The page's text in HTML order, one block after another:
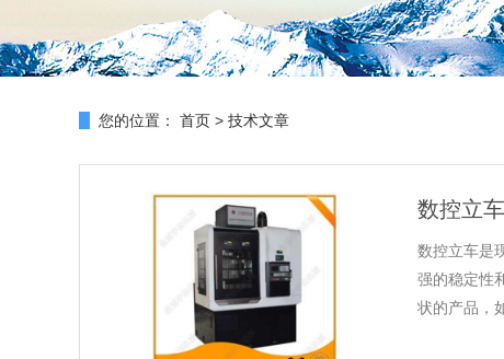
您的位置： 首页 > 技术文章
数控立
数控立车是
强的稳定性
状的产品，